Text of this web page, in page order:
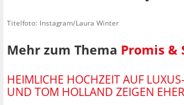
Titelfoto: Instagram/Laura Winter
Mehr zum Thema Promis &
HEIMLICHE HOCHZEIT AUF
UND TOM HOLLAND ZEIGEN